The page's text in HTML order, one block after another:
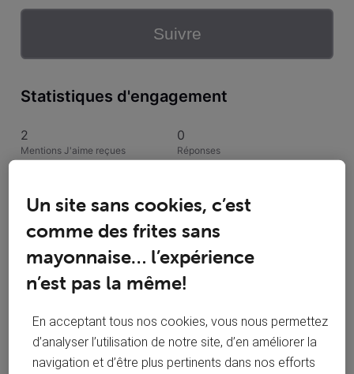
Suivre
Statistiques d'engagement
2
Mentions J'aime reçues
0
Réponses
Conversations suivies Publications
Solutions acceptées
Toutesles activités
Un site sans cookies, c’est
comme des frites sans
mayonnaise… l’expérience
n’est pas la même!
En acceptant tous nos cookies, vous nous permettez
d’analyser l’utilisation de notre site, d’en améliorer la
navigation et d’être plus pertinents dans nos efforts